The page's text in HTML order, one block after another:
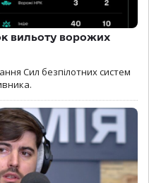
вильоту ворожих
Сил безпілотних систем